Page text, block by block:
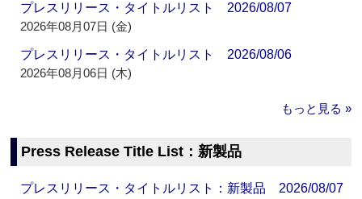
プレスリリース・タイトルリスト 2026/08/07
2026年08月07日 (金)
プレスリリース・タイトルリスト 2026/08/06
2026年08月06日 (木)
もっと見る »
Press Release Title List：新製品
プレスリリース・タイトルリスト：新製品 2026/08/07